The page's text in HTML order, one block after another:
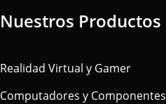
Nuestros Productos
Realidad Virtual y Gamer
Computadores y Componentes